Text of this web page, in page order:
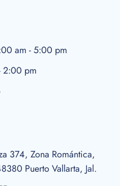
am - 5:00 pm
2:00 pm
374, Zona Romántica,
Puerto Vallarta, Jal.